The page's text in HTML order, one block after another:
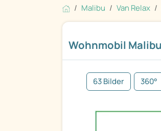
Malibu Van Relax
Wohnmobil
63 Bilder 360°